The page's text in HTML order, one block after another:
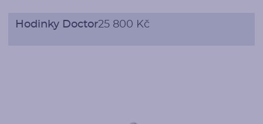
Hodinky Doctor25 800 Kč